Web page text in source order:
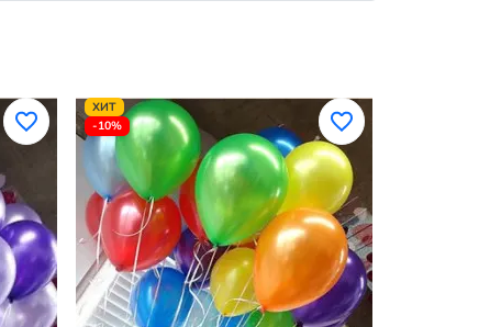
ХИТ
-10%